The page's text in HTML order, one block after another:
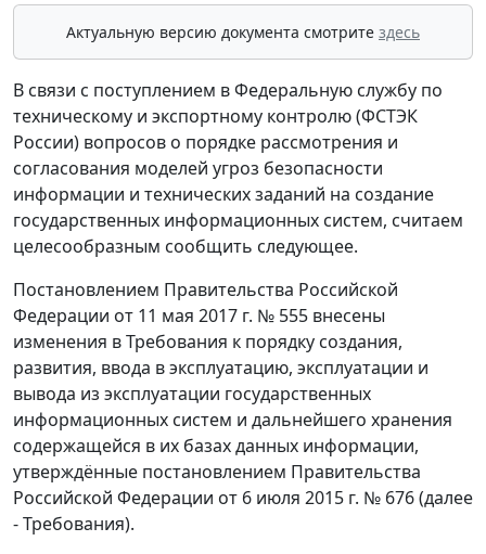
Актуальную версию документа смотрите здесь
В связи с поступлением в Федеральную службу по
техническому и экспортному контролю (ФСТЭК
России) вопросов о порядке рассмотрения и
согласования моделей угроз безопасности
информации и технических заданий на создание
государственных информационных систем, считаем
целесообразным сообщить следующее.
Постановлением Правительства Российской
Федерации от 11 мая 2017 г. № 555 внесены
изменения в Требования к порядку создания,
развития, ввода в эксплуатацию, эксплуатации и
вывода из эксплуатации государственных
информационных систем и дальнейшего хранения
содержащейся в их базах данных информации,
утверждённые постановлением Правительства
Российской Федерации от 6 июля 2015 г. № 676 (далее
- Требования).